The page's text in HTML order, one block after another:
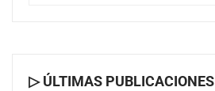
▷ ÚLTIMAS PUBLICACIONES